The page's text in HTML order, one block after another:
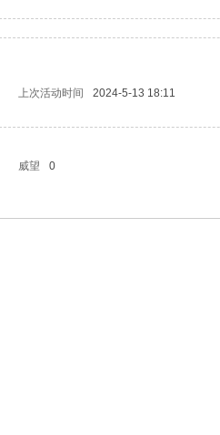
上次活动时间 2024-5-13 18:11
威望 0